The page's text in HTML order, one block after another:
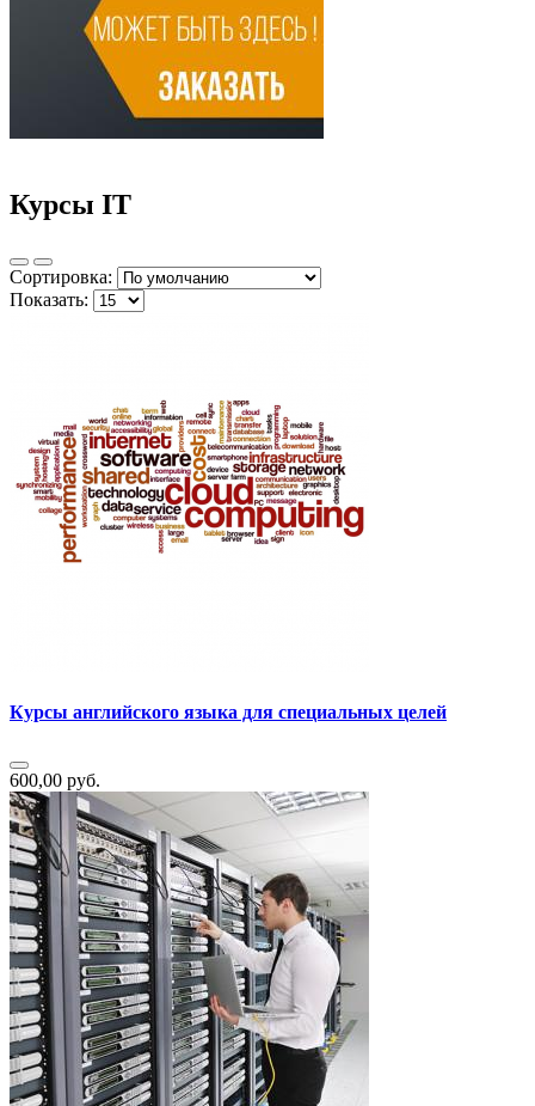
Курсы IT
Сортировка:
Показать:
Курсы английского языка для специальных целей
600,00 руб.